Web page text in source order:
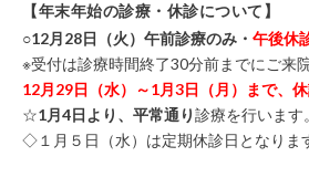
【年末年始の診療・休診について】
○12月28日（火）午前診療のみ・ 午後休
※受付は診療時間終了30分前までにご来
12月29日（水）～1月3日（月）まで、
☆1月4日より、平常通り診療を行います。
◇１月５日（水）は定期休診日となり